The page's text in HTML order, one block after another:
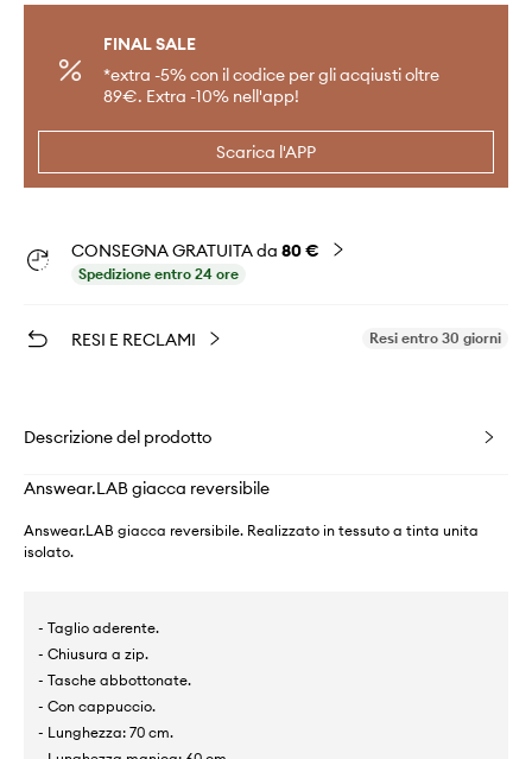
FINAL SALE
*extra -5% con il codice per gli acqiusti oltre
89€. Extra -10% nell'app!
Scarica l'APP
CONSEGNA GRATUITA da 80 €
Spedizione entro 24 ore
RESI E RECLAMI Resi entro 30 giorni
Descrizione del prodotto
Answear.LAB giacca reversibile
Answear.LAB giacca reversibile. Realizzato in tessuto a tinta unita
isolato.
- Taglio aderente.
- Chiusura a zip.
- Tasche abbottonate.
- Con cappuccio.
- Lunghezza: 70 cm.